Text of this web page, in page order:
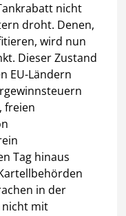
nicht
droht. Denen,
wird nun
Dieser Zustand
EU-Ländern
freien
Tag hinaus
in der
nicht mit